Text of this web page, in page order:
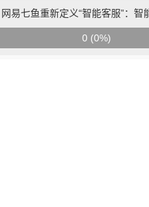
网易七鱼重新定义“智能客服”：智
0 (0%)